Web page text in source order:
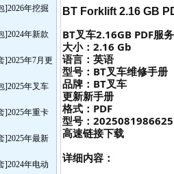
]2026年挖掘
]2024年新款
]2025年7月更
]2025年叉车
]2025年重卡
]2025年最新
]2024年电动
BT Forklift 2.16 GB
BT叉车2.16GB PDF服
大小：2.16 Gb
语言：英语
型号：BT叉车维修手册
品牌：BT叉车
更新新手册
格式：PDF
型号：2025081986625
高速链接下载
详细内容：